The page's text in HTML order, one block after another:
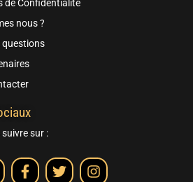
de Confidentialité
nous ?
questions
sur :